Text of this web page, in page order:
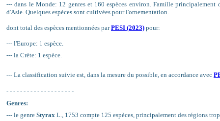
--- dans le Monde: 12 genres et 160 espèces environ. Famille principalement
d'Asie. Quelques espèces sont cultivées pour l'ornementation.
dont total des espèces mentionnées parPESI (2023) pour:
--- l'Europe: 1 espèce.
--- la Crète: 1 espèce.
--- La classification suivie est, dans la mesure du possible, en accordance avec
- - - - - - - - - - - - - - - - - - - -
Genres:
--- le genre Styrax L., 1753 compte 125 espèces, principalement des régions